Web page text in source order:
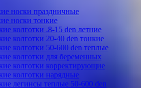
носки праздничные
носки тонкие
колготки .8-15 den летние
колготки 20-40 den тонкие
колготки 50-600 den теплые
колготки для беременных
колготки корректирующие
колготки нарядные
легинсы теплые 50-600 den